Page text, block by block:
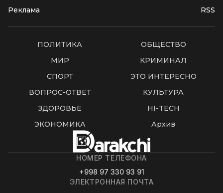
Реклама RSS
ПОЛИТИКА
ОБЩЕСТВО
МИР
КРИМИНАЛ
СПОРТ
ЭТО ИНТЕРЕСНО
ВОПРОС-ОТВЕТ
КУЛЬТУРА
ЗДОРОВЬЕ
HI-TECH
ЭКОНОМИКА
Архив
НОМЕР ТЕЛЕФОНА
+998 97 330 93 91
ЭЛЕКТРОННАЯ ПОЧТА